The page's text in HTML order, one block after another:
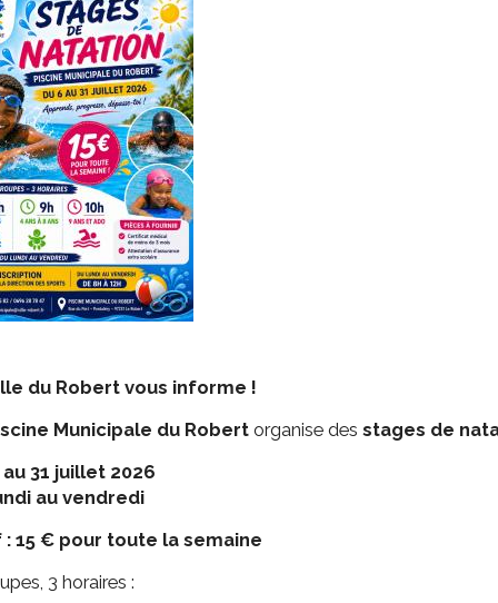
EMPLOI
Offres d'emploi
SOCIAL-SOLIDARITÉ
Le Centre Communal d'Action Social
Les aides sociales
Logement
Antenne Municipale de Développement et de
Cohésion Sociale
Epicerie sociale et solidaire "Rayon de Soleil"
Bornes de collecte de l'ACISE
locale
et le lycée
local des jeunes
scolaire
maternelles et primaire
de loisirs - ALSH
famille
ENFANCE
du Robert vous informe !
Municipale du Robertorganise des stages de
au 31 juillet 2026
au vendredi
: 15 € pour toute la semaine
3 horaires :